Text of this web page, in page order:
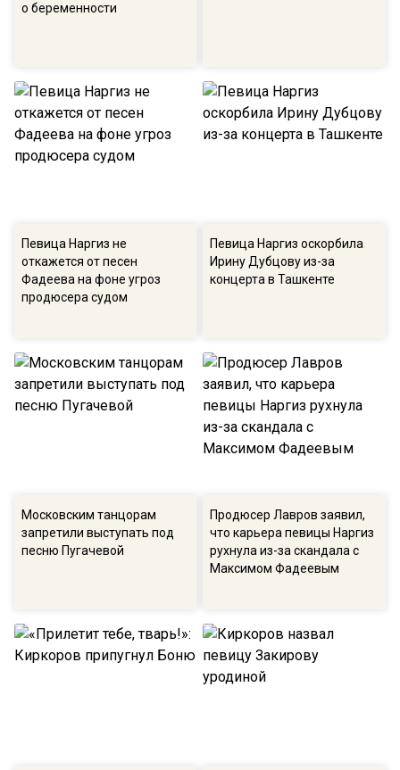
о беременности
Певица Наргиз не
откажется от песен
Фадеева на фоне угроз
продюсера судом
Певица Наргиз оскорбила
Ирину Дубцову из-за
концерта в Ташкенте
Московским танцорам
запретили выступать под
песню Пугачевой
Продюсер Лавров заявил,
что карьера певицы Наргиз
рухнула из-за скандала с
Максимом Фадеевым